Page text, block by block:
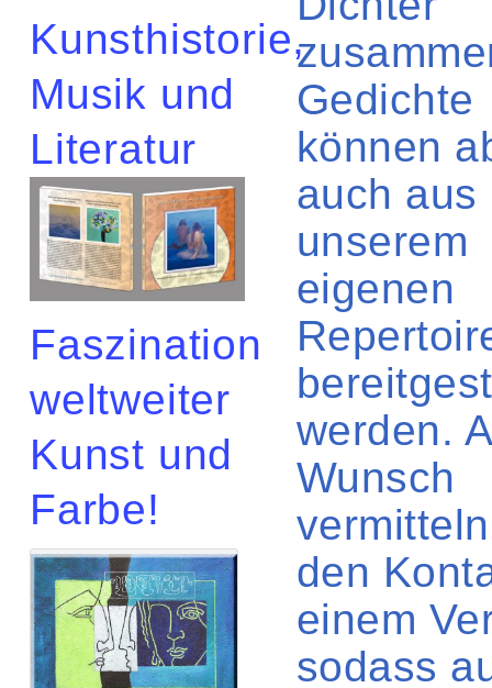
Kunsthistorie,
Musik und
Literatur
Faszination
weltweiter
Kunst und
Farbe!
Gedichte
können
auch aus
unserem
eigenen
werden.
Wunsch
den
einem
sodass